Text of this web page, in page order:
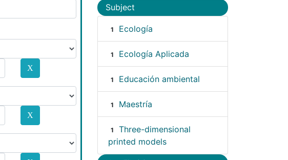
Subject
1 Ecología
1 Ecología Aplicada
1 Educación ambiental
1 Maestría
1
Three-dimensional
printed models